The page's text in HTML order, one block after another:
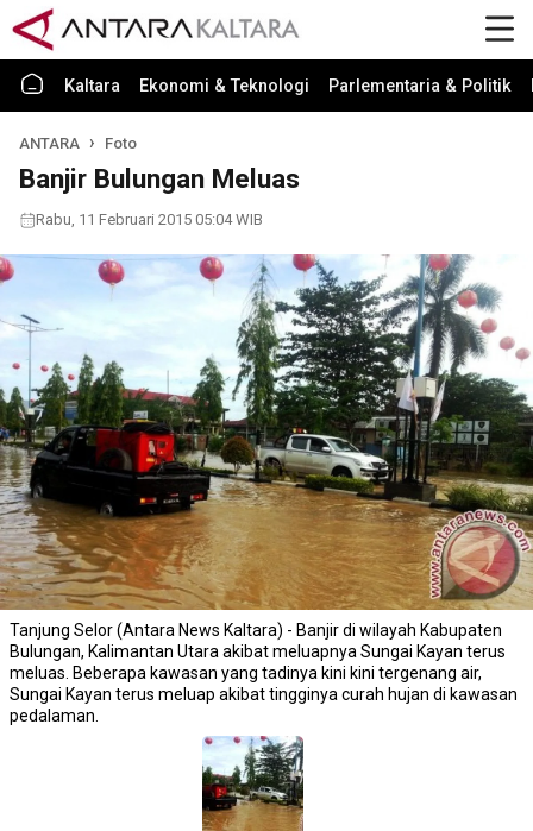
Kaltara Ekonomi & Teknologi Parlementaria & Politik
ANTARA Foto
Banjir Bulungan Meluas
Rabu, 11 Februari 2015 05:04 WIB
Tanjung Selor (Antara News Kaltara) - Banjir di wilayah Kabupaten
Bulungan, Kalimantan Utara akibat meluapnya Sungai Kayan terus
meluas. Beberapa kawasan yang tadinya kini kini tergenang air,
Sungai Kayan terus meluap akibat tingginya curah hujan di kawasan
pedalaman.